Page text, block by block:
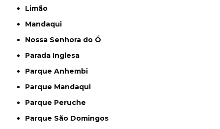
Limão
Mandaqui
Nossa Senhora do Ó
Parada Inglesa
Parque Anhembi
Parque Mandaqui
Parque Peruche
Parque São Domingos